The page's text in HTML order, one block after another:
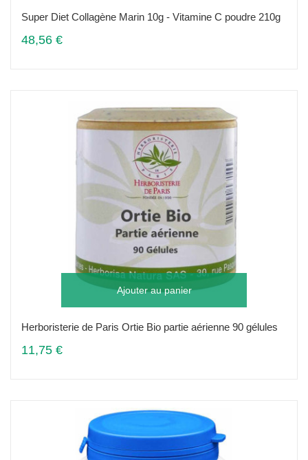
Super Diet Collagène Marin 10g - Vitamine C poudre 210g
48,56 €
Ajouter au panier
Herboristerie de Paris Ortie Bio partie aérienne 90 gélules
11,75 €